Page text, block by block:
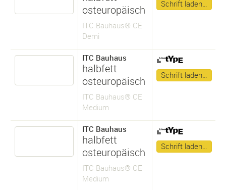
osteuropäisch
ITC Bauhaus® CE
Demi
Schrift laden…
ITC Bauhaus
halbfett
osteuropäisch
ITC Bauhaus® CE
Medium
Schrift laden…
ITC Bauhaus
halbfett
osteuropäisch
ITC Bauhaus® CE
Medium
Schrift laden…